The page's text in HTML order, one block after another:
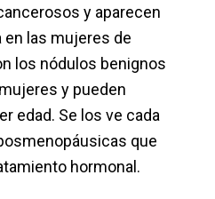
y aparecen
las mujeres de
los nódulos benignos
y pueden
edad. Se los ve cada
que
hormonal.